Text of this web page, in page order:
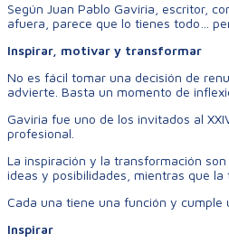
Según Juan Pablo Gaviria, escritor,
afuera, parece que lo tienes todo…
Inspirar, motivar y transformar
No es fácil tomar una decisión de
advierte. Basta un momento de
Gaviria fue uno de los invitados al
profesional.
La inspiración y la transformación
ideas y posibilidades, mientras que
Cada una tiene una función y cumple
Inspirar